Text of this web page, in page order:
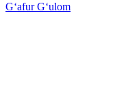
G‘afur G‘ulom